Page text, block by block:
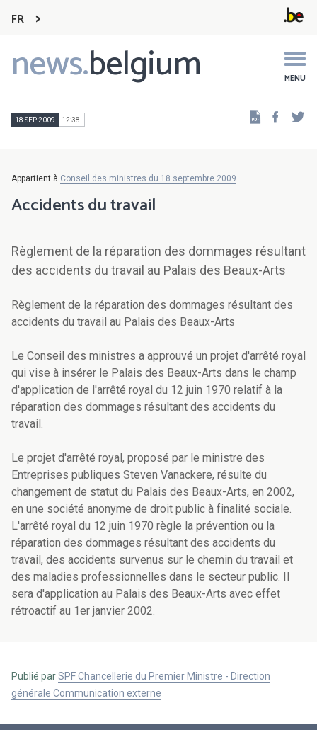
FR
news.belgium MENU
Main
navigation
18 SEP 2009 12:38
Appartient à Conseil des ministres du 18 septembre 2009
Accidents du travail
Règlement de la réparation des dommages résultant
des accidents du travail au Palais des Beaux-Arts
Règlement de la réparation des dommages résultant des
accidents du travail au Palais des Beaux-Arts
Le Conseil des ministres a approuvé un projet d'arrêté royal
qui vise à insérer le Palais des Beaux-Arts dans le champ
d'application de l'arrêté royal du 12 juin 1970 relatif à la
réparation des dommages résultant des accidents du
travail.
Le projet d'arrêté royal, proposé par le ministre des
Entreprises publiques Steven Vanackere, résulte du
changement de statut du Palais des Beaux-Arts, en 2002,
en une société anonyme de droit public à finalité sociale.
L'arrêté royal du 12 juin 1970 règle la prévention ou la
réparation des dommages résultant des accidents du
travail, des accidents survenus sur le chemin du travail et
des maladies professionnelles dans le secteur public. Il
sera d'application au Palais des Beaux-Arts avec effet
rétroactif au 1er janvier 2002.
Publié parSPF Chancellerie du Premier Ministre - Direction
générale Communication externe